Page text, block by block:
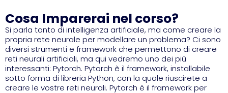
Cosa Imparerai nel corso?
Si parla tanto di intelligenza artificiale, ma come creare la
propria rete neurale per modellare un problema? Ci sono
diversi strumenti e framework che permettono di creare
reti neurali artificiali, ma qui vedremo uno dei più
interessanti: Pytorch. Pytorch è il framework, installabile
sotto forma di libreria Python, con la quale riuscirete a
creare le vostre reti neurali. Pytorch è il framework per